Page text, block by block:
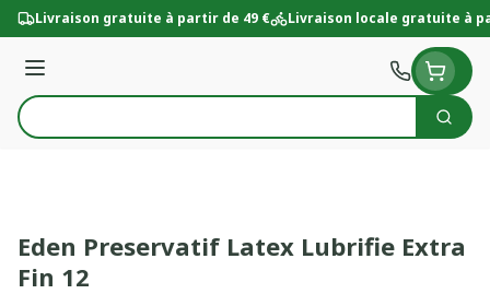
Aller au contenu
Livraison gratuite à partir de 49 € Livraison locale gratuite à
Menu
Rechercher
Eden Preservatif Latex Lubrifie Extra
Fin 12